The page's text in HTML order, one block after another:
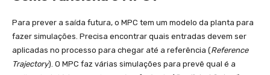
Para prever a saída futura, o MPC tem um modelo da planta para
fazer simulações. Precisa encontrar quais entradas devem ser
aplicadas no processo para chegar até a referência (Reference
Trajectory). O MPC faz várias simulações para prevê qual é a